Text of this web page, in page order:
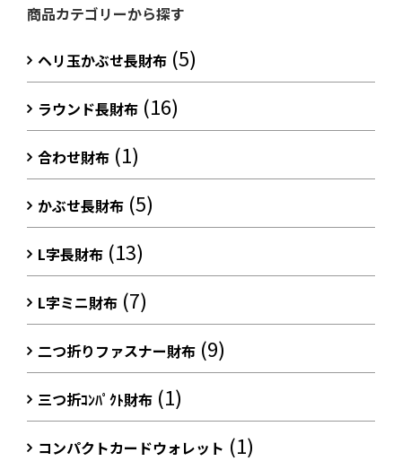
商品カテゴリーから探す
ヘリ玉かぶせ長財布 (5)
ラウンド長財布 (16)
合わせ財布 (1)
かぶせ長財布 (5)
L字長財布 (13)
L字ミニ財布 (7)
二つ折りファスナー財布 (9)
三つ折ｺﾝﾊﾟｸﾄ財布 (1)
コンパクトカードウォレット (1)